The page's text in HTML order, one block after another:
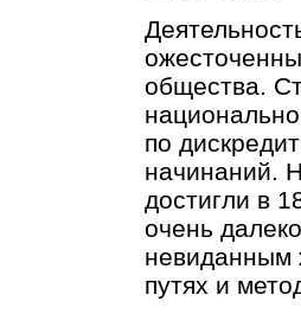
общества.
по
начинаний.
достигли в
очень
невиданным
путях и